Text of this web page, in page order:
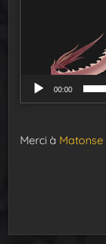
00:00
Merci à Matonse